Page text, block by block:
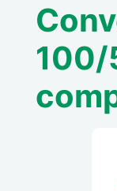
100/